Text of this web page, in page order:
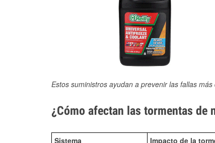
Estos suministros ayudan a prevenir las fallas
¿Cómo afectan las tormentas de
Sistema Impacto de la